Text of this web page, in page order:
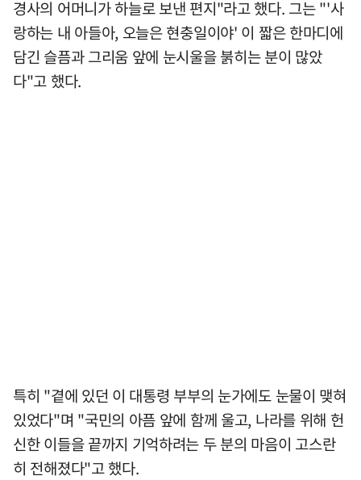
경사의 어머니가 하늘로 보낸 편지"라고 했다. 그는 "'사
랑하는 내 아들아, 오늘은 현충일이야' 이 짧은 한마디에
담긴 슬픔과 그리움 앞에 눈시울을 붉히는 분이 많았
다"고 했다.
특히 "곁에 있던 이 대통령 부부의 눈가에도 눈물이 맺혀
있었다"며 "국민의 아픔 앞에 함께 울고, 나라를 위해 헌
신한 이들을 끝까지 기억하려는 두 분의 마음이 고스란
히 전해졌다"고 했다.